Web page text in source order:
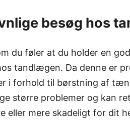
besøg hos
du føler at du holder en
tandlægen. Da denne er
i forhold til børstning af
større problemer og kan
eller mere skadeligt for dit